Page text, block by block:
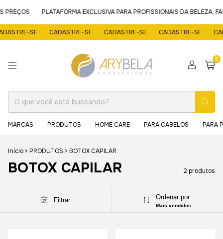
PREÇOS PLATAFORMA EXCLUSIVA PARA PROFISSIONAIS DA BELEZA,
SE CADASTRE-SE CADASTRE-SE CADASTRE-SE
0
MARCAS PRODUTOS HOME CARE PARA CABELOS PARA
Início > PRODUTOS > BOTOX CAPILAR
BOTOX CAPILAR 2 produtos
Filtrar Ordenar por:
Mais vendidos